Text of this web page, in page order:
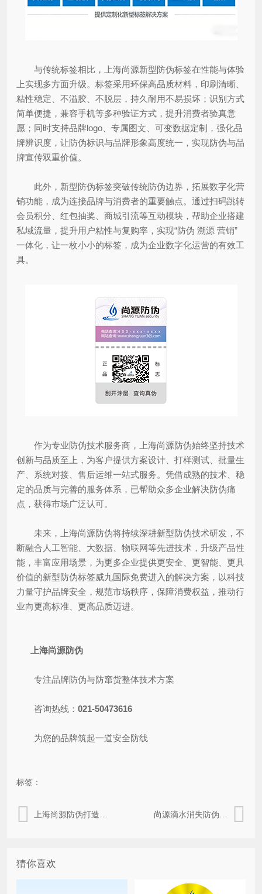
与传统标签相比，上海尚源新型防伪标签在性能与体验
上实现多方面升级。标签采用环保高品质材料，印刷清晰、
粘性稳定、不溢胶、不脱层，持久耐用不易损坏；识别方式
简单便捷，兼容手机等多种验证方式，提升消费者验真意
愿；同时支持品牌logo、专属图文、可变数据定制，强化品
牌辨识度，让防伪标识与品牌形象高度统一，实现防伪与品
牌宣传双重价值。
此外，新型防伪标签突破传统防伪边界，拓展数字化营
销功能，成为连接品牌与消费者的重要触点。通过扫码跳转
会员积分、红包抽奖、商城引流等互动模块，帮助企业搭建
私域流量，提升用户粘性与复购率，实现“防伪 溯源 营销”
一体化，让一枚小小的标签，成为企业数字化运营的有效工
具。
作为专业防伪技术服务商，上海尚源防伪始终坚持技术
创新与品质至上，为客户提供方案设计、打样测试、批量生
产、系统对接、售后运维一站式服务。凭借成熟的技术、稳
定的品质与完善的服务体系，已帮助众多企业解决防伪痛
点，获得市场广泛认可。
未来，上海尚源防伪将持续深耕新型防伪技术研发，不
断融合人工智能、大数据、物联网等先进技术，升级产品性
能，丰富应用场景，为更多企业提供更安全、更智能、更具
价值的新型防伪标签威九国际免费进入的解决方案，以科技
力量守护品牌安全，规范市场秩序，保障消费权益，推动行
业向更高标准、更高品质迈进。
上海尚源防伪
专注品牌防伪与防窜货整体技术方案
咨询热线： 021-50473616
为您的品牌筑起一道安全防线
标签：
上海尚源防伪打造烫金工艺赋能标签防伪 尚源滴水消失防伪标签，解锁便捷防伪新体验
猜你喜欢